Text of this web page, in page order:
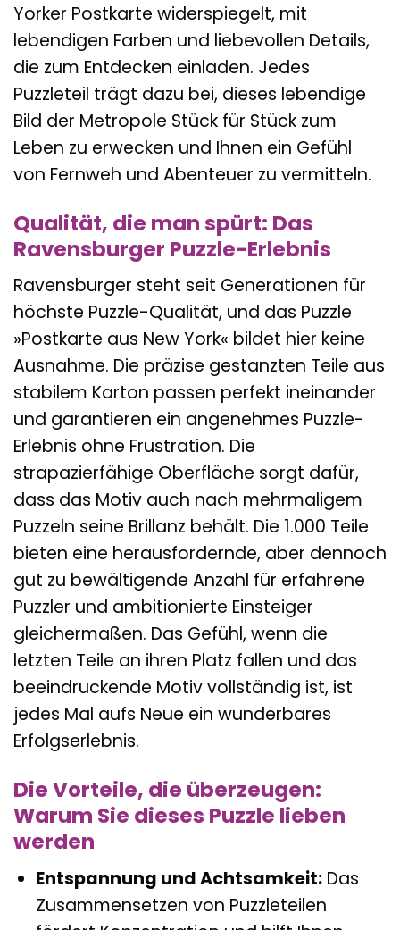
Yorker Postkarte widerspiegelt, mit
lebendigen Farben und liebevollen Details,
die zum Entdecken einladen. Jedes
Puzzleteil trägt dazu bei, dieses lebendige
Bild der Metropole Stück für Stück zum
Leben zu erwecken und Ihnen ein Gefühl
von Fernweh und Abenteuer zu vermitteln.
Qualität, die man spürt: Das
Ravensburger Puzzle-Erlebnis
Ravensburger steht seit Generationen für
höchste Puzzle-Qualität, und das Puzzle
»Postkarte aus New York« bildet hier keine
Ausnahme. Die präzise gestanzten Teile aus
stabilem Karton passen perfekt ineinander
und garantieren ein angenehmes Puzzle-
Erlebnis ohne Frustration. Die
strapazierfähige Oberfläche sorgt dafür,
dass das Motiv auch nach mehrmaligem
Puzzeln seine Brillanz behält. Die 1.000 Teile
bieten eine herausfordernde, aber dennoch
gut zu bewältigende Anzahl für erfahrene
Puzzler und ambitionierte Einsteiger
gleichermaßen. Das Gefühl, wenn die
letzten Teile an ihren Platz fallen und das
beeindruckende Motiv vollständig ist, ist
jedes Mal aufs Neue ein wunderbares
Erfolgserlebnis.
Die Vorteile, die überzeugen:
Warum Sie dieses Puzzle lieben
werden
Entspannung und Achtsamkeit:Das
Zusammensetzen von Puzzleteilen